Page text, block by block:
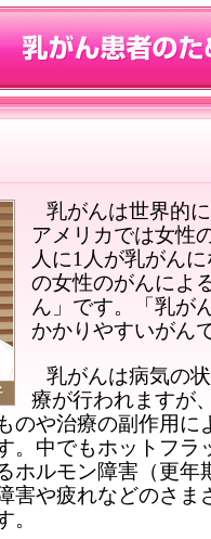
乳がんは世界的
アメリカでは女性
人に1人が乳がん
の女性のがんによ
ん」です。「乳が
かかりやすいがん
乳がんは病気の
療が行われますが
のや治療の副作用に
。中でもホットフラ
ホルモン障害（更年
害や疲れなどのさま
。